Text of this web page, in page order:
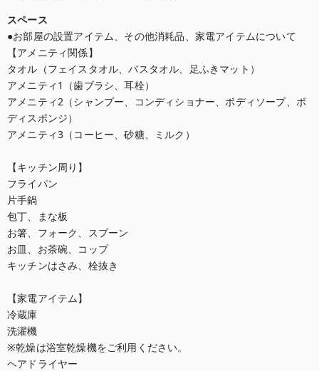
スペース
●お部屋の設置アイテム、その他消耗品、家電アイテムについて
【アメニティ関係】
タオル（フェイスタオル、バスタオル、足ふきマット）
アメニティ1（歯ブラシ、耳栓）
アメニティ2（シャンプー、コンディショナー、ボディソープ、ボ
ディスポンジ）
アメニティ3（コーヒー、砂糖、ミルク）
【キッチン周り】
フライパン
片手鍋
包丁、まな板
お箸、フォーク、スプーン
お皿、お茶碗、コップ
キッチンはさみ、栓抜き
【家電アイテム】
冷蔵庫
洗濯機
※乾燥は浴室乾燥機をご利用ください。
ヘアドライヤー